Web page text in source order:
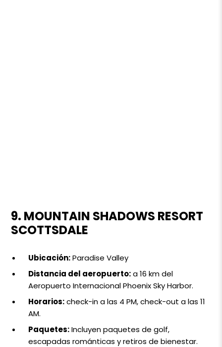
9. MOUNTAIN SHADOWS RESORT
SCOTTSDALE
Ubicación:Paradise Valley
Distancia del aeropuerto:a 16 km del
Aeropuerto Internacional Phoenix Sky Harbor.
Horarios:check-in a las 4 PM, check-out a las 11
AM.
Paquetes:Incluyen paquetes de golf,
escapadas románticas y retiros de bienestar.